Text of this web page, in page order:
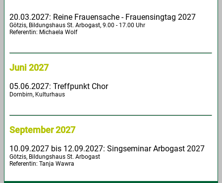
20.03.2027: Reine Frauensache - Frauensingtag 2027
Götzis, Bildungshaus St. Arbogast, 9.00 - 17.00 Uhr
Referentin: Michaela Wolf
Juni 2027
05.06.2027: Treffpunkt Chor
Dornbirn, Kulturhaus
September 2027
10.09.2027 bis 12.09.2027: Singseminar Arbogast 2027
Götzis, Bildungshaus St. Arbogast
Referentin: Tanja Wawra